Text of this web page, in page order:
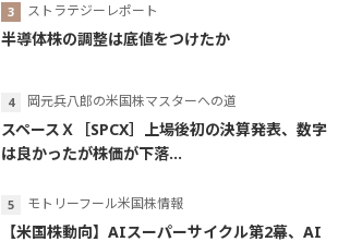
ストラテジーレポート
半導体株の調整は底値をつけたか
岡元兵八郎の米国株マスターへの道
スペースＸ［SPCX］上場後初の決算発表、数字
は良かったが株価が下落...
モトリーフール米国株情報
【米国株動向】AIスーパーサイクル第2幕、AI